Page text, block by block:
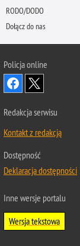
RODO/DODO
Dołącz do nas
Policja online
Redakcja serwisu
Kontakt z redakcją
Dostępność
Deklaracja dostępności
Inne wersje portalu
Wersja tekstowa